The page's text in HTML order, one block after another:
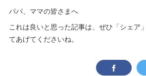
パパ、ママの皆さまへ
これは良いと思った記事は、ぜひ「シェア
てあげてくださいね。